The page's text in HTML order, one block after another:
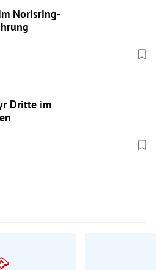
Norisring-
Dritte im